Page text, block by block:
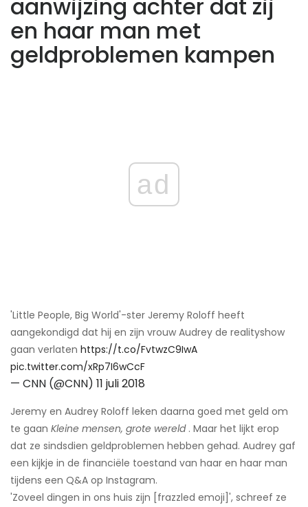
aanwijzing achter dat zij
en haar man met
geldproblemen kampen
ad
'Little People, Big World'-ster Jeremy Roloff heeft
aangekondigd dat hij en zijn vrouw Audrey de realityshow
gaan verlaten https://t.co/FvtwzC9IwA
pic.twitter.com/xRp7I6wCcF
— CNN (@CNN) 11 juli 2018
Jeremy en Audrey Roloff leken daarna goed met geld om
te gaan Kleine mensen, grote wereld. Maar het lijkt erop
dat ze sindsdien geldproblemen hebben gehad. Audrey gaf
een kijkje in de financiële toestand van haar en haar man
tijdens een Q&A op Instagram.
'Zoveel dingen in ons huis zijn [frazzled emoji]', schreef ze